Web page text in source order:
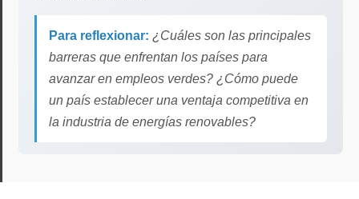
Para reflexionar: ¿Cuáles son las principales
barreras que enfrentan los países para
avanzar en empleos verdes? ¿Cómo puede
un país establecer una ventaja competitiva en
la industria de energías renovables?